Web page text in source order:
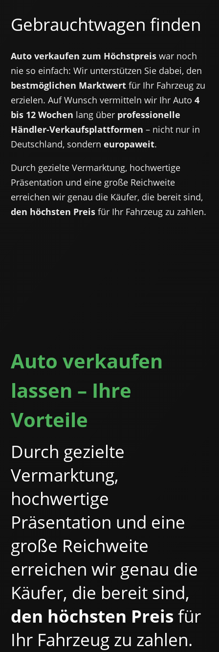
Gebrauchtwagen finden
Auto verkaufen zum Höchstpreis war noch
nie so einfach: Wir unterstützen Sie dabei, den
bestmöglichen Marktwertfür Ihr Fahrzeug zu
erzielen. Auf Wunsch vermitteln wir Ihr Auto4
bis 12 Wochen lang über professionelle
Händler-Verkaufsplattformen – nicht nur in
Deutschland, sonderneuropaweit.
Durch gezielte Vermarktung, hochwertige
Präsentation und eine große Reichweite
erreichen wir genau die Käufer, die bereit sind,
den höchsten Preis für Ihr Fahrzeug zu zahlen.
Auto verkaufen
lassen – Ihre
Vorteile
Durch gezielte
Vermarktung,
hochwertige
Präsentation und eine
große Reichweite
erreichen wir genau die
Käufer, die bereit sind,
den höchsten Preis für
Ihr Fahrzeug zu zahlen.